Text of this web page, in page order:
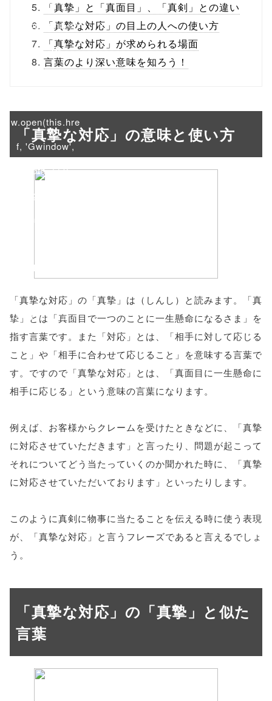
buttons.php on
line10
/1045127"
w.open(this.hre
f, 'Gwindow',
'width=550,
height=450,
scrollbars=yes'
false;"> シェア
「真摯」と「真面目」、「真剣」との違い
「真摯な対応」の目上の人への使い方
「真摯な対応」が求められる場面
言葉のより深い意味を知ろう！
「真摯な対応」の意味と使い方
「真摯な対応」の「真摯」は（しんし）と読みます。「真
摯」とは「真面目で一つのことに一生懸命になるさま」を
指す言葉です。また「対応」とは、「相手に対して応じる
こと」や「相手に合わせて応じること」を意味する言葉で
す。ですので「真摯な対応」とは、「真面目に一生懸命に
相手に応じる」という意味の言葉になります。
例えば、お客様からクレームを受けたときなどに、「真摯
に対応させていただきます」と言ったり、問題が起こって
それについてどう当たっていくのか聞かれた時に、「真摯
に対応させていただいております」といったりします。
このように真剣に物事に当たることを伝える時に使う表現
が、「真摯な対応」と言うフレーズであると言えるでしょ
う。
「真摯な対応」の「真摯」と似た
言葉